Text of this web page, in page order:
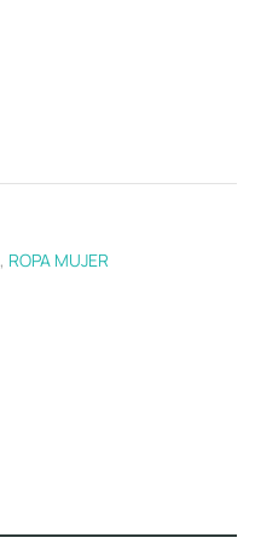
, ROPA MUJER